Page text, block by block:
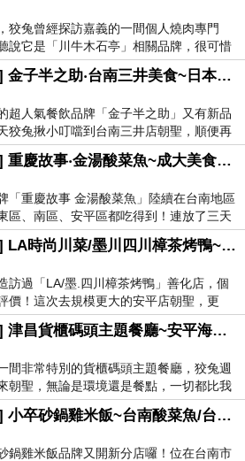
狡兔曾經探訪嘉義的一間個人燒肉專門
說它是「川牛木石亭」相關品牌，很可惜
[台南食記] 金子半之助‧台南三井美食~日本第一職人天丼！新品上市之月見豚天丼、辣味豚肉蕎麥冷麵，小菜無限續！
超人氣餐飲品牌「金子半之助」又有新品
狡兔揪小叮噹到台南三井店朝聖，順便再
[台南食記] 重慶故事‧金湯酸菜魚~成大美食！台南酸菜魚/台南烤魚推薦！大坪數適合團體聚餐包場！
「重慶故事 金湯酸菜魚」陸續在台南地區
區、南區、安平區都吃得到！連放了三天
[台南食記] LA時尚川菜/墨川四川樟茶烤鴨~安平美食！烤鴨四吃！台南包廂餐廳創意料理推薦！
訪過「LA/墨.四川樟茶烤鴨」善化店，個
價！這次去規模更大的安平店朝聖，更
[台南食記] 津昌貨櫃碼頭主題餐廳~安平海鮮餐廳/安平熱炒推薦！必吃烤雞、龍蝦火鍋、避風塘軟殼蟹！
間非常特別的貨櫃碼頭主題餐廳，狡兔週
朝聖，無論是環境還是餐點，一切都比我
[台南食記] 小卒砂鍋雞米飯~台南酸菜魚/台南砂鍋雞！東區東安路美食推薦！這鍋飯有點強！
鍋雞米飯品牌又開新分店囉！位在台南市